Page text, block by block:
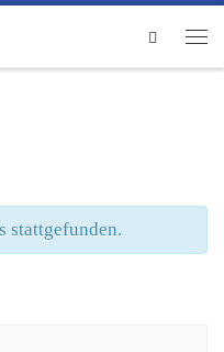
Search
stattgefunden.